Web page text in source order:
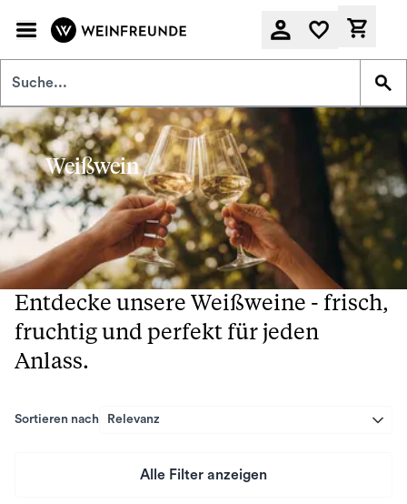
Weißwein
Entdecke unsere Weißweine - frisch,
fruchtig und perfekt für jeden
Anlass.
Sortieren nach Relevanz
Alle Filter anzeigen